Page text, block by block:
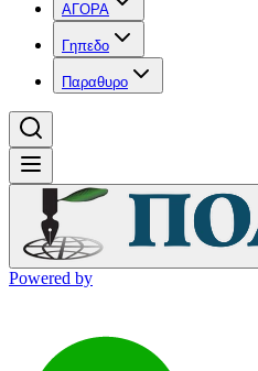
ΑΓΟΡΑ
Γηπεδο
Παραθυρο
Powered by